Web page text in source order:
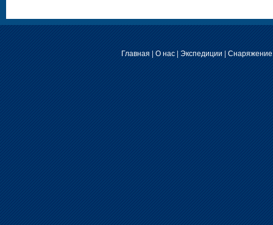
Главная | О нас| Экспедиции | Снаряжение